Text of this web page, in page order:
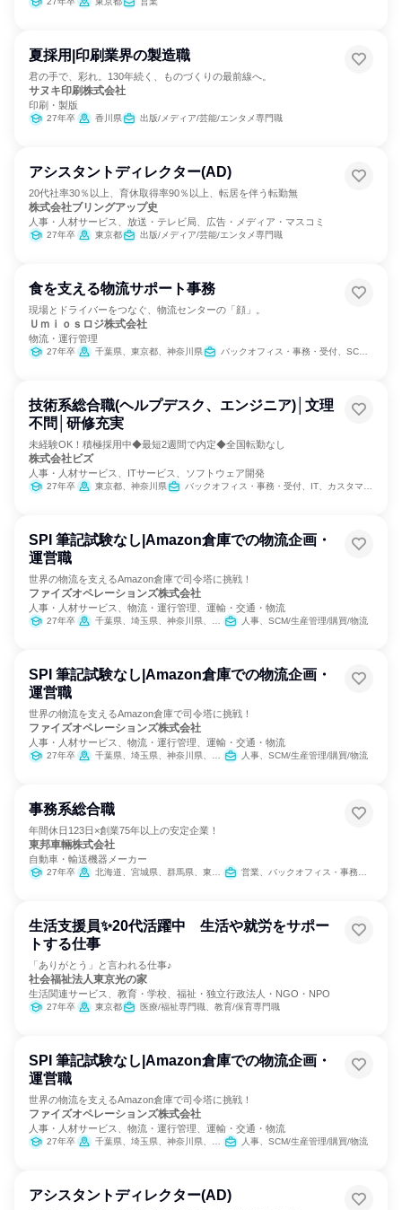
夏採用|印刷業界の製造職
君の手で、彩れ。130年続く、ものづくりの最前線へ。
サヌキ印刷株式会社
印刷・製版
27年卒 香川県 出版/メディア/芸能/エンタメ専門職
アシスタントディレクター(AD)
20代社率30％以上、育休取得率90％以上、転居を伴う転勤無
株式会社ブリングアップ史
人事・人材サービス、放送・テレビ局、広告・メディア・マスコミ
27年卒 東京都 出版/メディア/芸能/エンタメ専門職
食を支える物流サポート事務
現場とドライバーをつなぐ、物流センターの「顔」。
Ｕｍｉｏｓロジ株式会社
物流・運行管理
27年卒 千葉県、東京都、神奈川県 バックオフィス・事務・受付、SCM/生産管理/購買/物流、製造・生産工程
技術系総合職(ヘルプデスク、エンジニア)│文理
不問│研修充実
未経験OK！積極採用中◆最短2週間で内定◆全国転勤なし
株式会社ビズ
人事・人材サービス、ITサービス、ソフトウェア開発
27年卒 東京都、神奈川県 バックオフィス・事務・受付、IT、カスタマーサクセス、経理/税務/財務、人事、総務、カスタマーサポート/コールセンター
SPI 筆記試験なし|Amazon倉庫での物流企画・
運営職
世界の物流を支えるAmazon倉庫で司令塔に挑戦！
ファイズオペレーションズ株式会社
人事・人材サービス、物流・運行管理、運輸・交通・物流
27年卒 千葉県、埼玉県、神奈川県、大阪府、愛知県 人事、SCM/生産管理/購買/物流
SPI 筆記試験なし|Amazon倉庫での物流企画・
運営職
世界の物流を支えるAmazon倉庫で司令塔に挑戦！
ファイズオペレーションズ株式会社
人事・人材サービス、物流・運行管理、運輸・交通・物流
27年卒 千葉県、埼玉県、神奈川県、大阪府、愛知県 人事、SCM/生産管理/購買/物流
事務系総合職
年間休日123日×創業75年以上の安定企業！
東邦車輛株式会社
自動車・輸送機器メーカー
27年卒 北海道、宮城県、群馬県、東京都、神奈川県、愛知県、兵庫県、広島県、福岡県 営業、バックオフィス・事務・受付、IT
生活支援員✨20代活躍中 生活や就労をサポー
トする仕事
「ありがとう」と言われる仕事♪
社会福祉法人東京光の家
生活関連サービス、教育・学校、福祉・独立行政法人・NGO・NPO
27年卒 東京都 医療/福祉専門職、教育/保育専門職
SPI 筆記試験なし|Amazon倉庫での物流企画・
運営職
世界の物流を支えるAmazon倉庫で司令塔に挑戦！
ファイズオペレーションズ株式会社
人事・人材サービス、物流・運行管理、運輸・交通・物流
27年卒 千葉県、埼玉県、神奈川県、大阪府、愛知県 人事、SCM/生産管理/購買/物流
アシスタントディレクター(AD)